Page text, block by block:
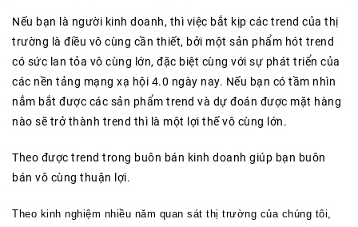
Nếu bạn là người kinh doanh, thì việc bắt kịp các trend của thị
trường là điều vô cùng cần thiết, bởi một sản phẩm hót trend
có sức lan tỏa vô cùng lớn, đặc biệt cùng với sự phát triển của
các nền tảng mạng xạ hội 4.0 ngày nay. Nếu bạn có tầm nhìn
nắm bắt được các sản phẩm trend và dự đoán được mặt hàng
nào sẽ trở thành trend thì là một lợi thế vô cùng lớn.
Theo được trend trong buôn bán kinh doanh giúp bạn buôn
bán vô cùng thuận lợi.
Theo kinh nghiệm nhiều năm quan sát thị trường của chúng tôi,